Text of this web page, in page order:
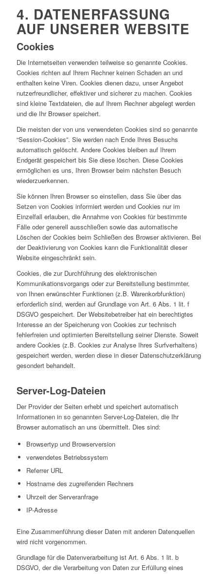
4. DATENERFASSUNG
AUF UNSERER WEBSITE
Cookies
Die Internetseiten verwenden teilweise so genannte Cookies.
Cookies richten auf Ihrem Rechner keinen Schaden an und
enthalten keine Viren. Cookies dienen dazu, unser Angebot
nutzerfreundlicher, effektiver und sicherer zu machen. Cookies
sind kleine Textdateien, die auf Ihrem Rechner abgelegt werden
und die Ihr Browser speichert.
Die meisten der von uns verwendeten Cookies sind so genannte
“Session-Cookies”. Sie werden nach Ende Ihres Besuchs
automatisch gelöscht. Andere Cookies bleiben auf Ihrem
Endgerät gespeichert bis Sie diese löschen. Diese Cookies
ermöglichen es uns, Ihren Browser beim nächsten Besuch
wiederzuerkennen.
Sie können Ihren Browser so einstellen, dass Sie über das
Setzen von Cookies informiert werden und Cookies nur im
Einzelfall erlauben, die Annahme von Cookies für bestimmte
Fälle oder generell ausschließen sowie das automatische
Löschen der Cookies beim Schließen des Browser aktivieren. Bei
der Deaktivierung von Cookies kann die Funktionalität dieser
Website eingeschränkt sein.
Cookies, die zur Durchführung des elektronischen
Kommunikationsvorgangs oder zur Bereitstellung bestimmter,
von Ihnen erwünschter Funktionen (z.B. Warenkorbfunktion)
erforderlich sind, werden auf Grundlage von Art. 6 Abs. 1 lit. f
DSGVO gespeichert. Der Websitebetreiber hat ein berechtigtes
Interesse an der Speicherung von Cookies zur technisch
fehlerfreien und optimierten Bereitstellung seiner Dienste. Soweit
andere Cookies (z.B. Cookies zur Analyse Ihres Surfverhaltens)
gespeichert werden, werden diese in dieser Datenschutzerklärung
gesondert behandelt.
Server-Log-Dateien
Der Provider der Seiten erhebt und speichert automatisch
Informationen in so genannten Server-Log-Dateien, die Ihr
Browser automatisch an uns übermittelt. Dies sind:
Browsertyp und Browserversion
verwendetes Betriebssystem
Referrer URL
Hostname des zugreifenden Rechners
Uhrzeit der Serveranfrage
IP-Adresse
Eine Zusammenführung dieser Daten mit anderen Datenquellen
wird nicht vorgenommen.
Grundlage für die Datenverarbeitung ist Art. 6 Abs. 1 lit. b
DSGVO, der die Verarbeitung von Daten zur Erfüllung eines